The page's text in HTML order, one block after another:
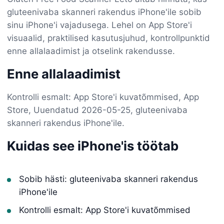
gluteenivaba skanneri rakendus iPhone'ile sobib
sinu iPhone'i vajadusega. Lehel on App Store'i
visuaalid, praktilised kasutusjuhud, kontrollpunktid
enne allalaadimist ja otselink rakendusse.
Enne allalaadimist
Kontrolli esmalt: App Store'i kuvatõmmised, App
Store, Uuendatud 2026-05-25, gluteenivaba
skanneri rakendus iPhone'ile.
Kuidas see iPhone'is töötab
Sobib hästi: gluteenivaba skanneri rakendus
iPhone'ile
Kontrolli esmalt: App Store'i kuvatõmmised